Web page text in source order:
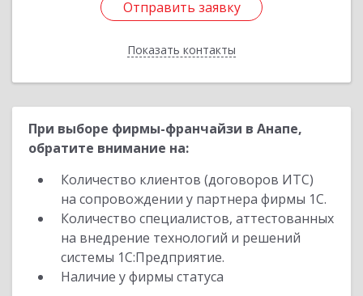
Отправить заявку
Показать контакты
Отправить заявку
Назад
При выборе фирмы-франчайзи в Анапе,
обратите внимание на:
Количество клиентов (договоров ИТС)
на сопровождении у партнера фирмы 1С.
Количество специалистов, аттестованных
на внедрение технологий и решений
системы 1С:Предприятие.
Наличие у фирмы статуса